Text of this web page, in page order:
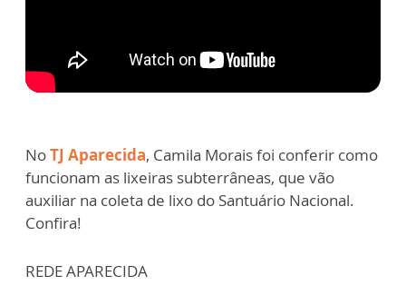
NoTJ Aparecida, Camila Morais foi conferir como
funcionam as lixeiras subterrâneas, que vão
auxiliar na coleta de lixo do Santuário Nacional.
Confira!
REDE APARECIDA